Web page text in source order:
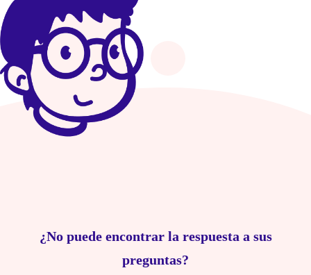
¿No puede encontrar la respuesta a sus
preguntas?